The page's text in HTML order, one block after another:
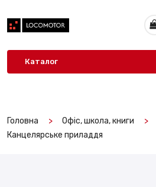
Каталог
Головна
Офіс, школа, книги
Канцелярське приладдя